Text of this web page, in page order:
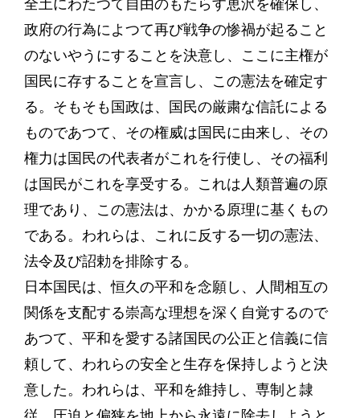
全土にわたつて自由のもたらす恵沢を確保し、
政府の行為によつて再び戦争の惨禍が起ること
のないやうにすることを決意し、ここに主権が
国民に存することを宣言し、この憲法を確定す
る。そもそも国政は、国民の厳粛な信託による
ものであつて、その権威は国民に由来し、その
権力は国民の代表者がこれを行使し、その福利
は国民がこれを享受する。これは人類普遍の原
理であり、この憲法は、かかる原理に基くもの
である。われらは、これに反する一切の憲法、
法令及び詔勅を排除する。
日本国民は、恒久の平和を念願し、人間相互の
関係を支配する崇高な理想を深く自覚するので
あつて、平和を愛する諸国民の公正と信義に信
頼して、われらの安全と生存を保持しようと決
意した。われらは、平和を維持し、専制と隷